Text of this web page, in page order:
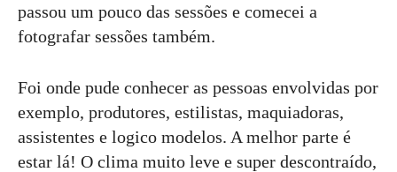
passou um pouco das sessões e comecei a
fotografar sessões também.
Foi onde pude conhecer as pessoas envolvidas por
exemplo, produtores, estilistas, maquiadoras,
assistentes e logico modelos. A melhor parte é
estar lá! O clima muito leve e super descontraído,